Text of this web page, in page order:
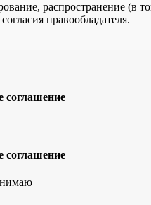
распространение (в
правообладателя.
соглашение
соглашение